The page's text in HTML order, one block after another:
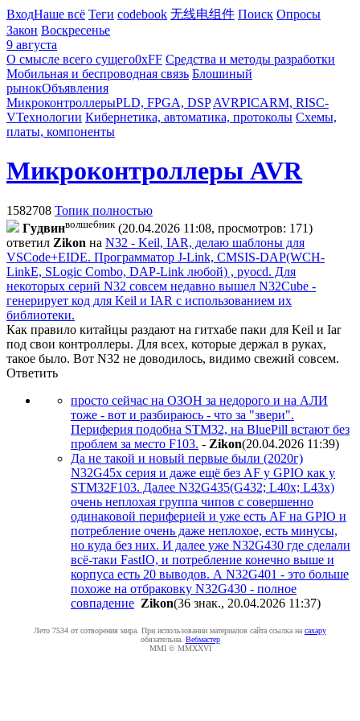
ВходНаше всё Теги codebook 无线电组件 Поиск Опросы
Закон Воскресенье
9 августа
О смысле всего сущего0xFF Средства и методы разработки
Мобильная и беспроводная связь Блошиный
рынокОбъявления
МикроконтроллерыPLD, FPGA, DSP AVRPICARM, RISC-
VТехнологии Кибернетика, автоматика, протоколы Схемы,
платы, компоненты
Микроконтроллеры AVR
1582708 Топик полностью
Гyдвинволшебник (20.04.2026 11:08, просмотров: 171)
ответил Zikon на N32 - Keil, IAR, делаю шаблоны для
VSCode+EIDE. Программатор J-Link, CMSIS-DAP(WCH-
LinkE, SLogic Combo, DAP-Link любой) , pyocd. Для
некоторых серий N32 совсем недавно вышел N32Cube -
генерирует код для Keil и IAR с использованием их
библиотеки.
Как правило китайцы раздают на гитхабе паки для Keil и Iar
под свои контроллеры. Для всех, которые держал в руках,
такое было. Вот N32 не доводилось, видимо свежий совсем.
Ответить
просто сейчас на ОЗОН за недорого и на АЛИ
тоже - вот и разбираюсь - что за "звери".
Периферия подобна STM32, на BluePill встают без
проблем за место F103. - Zikon(20.04.2026 11:39)
Да не такой и новый первые были (2020г)
N32G45x серия и даже ещё без AF у GPIO как у
STM32F103. Далее N32G435(G432; L40x; L43x)
очень неплохая группа чипов с совершенно
одинаковой периферией и уже есть AF на GPIO и
потребление очень даже неплохое, есть минусы,
но куда без них. И далее уже N32G430 где сделали
всё-таки FastIO, и потребление конечно выше и
корпуса есть 20 выводов. А N32G401 - это больше
похоже на отбраковку N32G430 - полное
совпадение Zikon(36 знак., 20.04.2026 11:37)
Лето 7534 от сотворения мира. При использовании материалов сайта ссылка на caxapу
обязательна. Вебмастер
MMI © MMXXVI